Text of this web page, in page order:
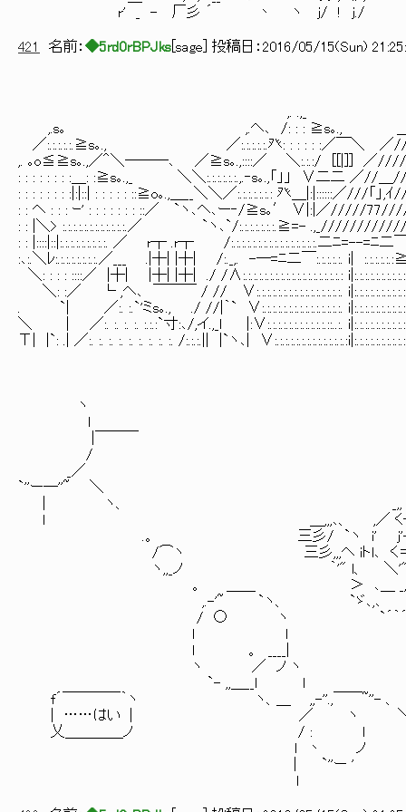
r' _ - 厂彡 ´ 丶 ヽ j/ ! j./
421 名前： ◆5rd0rBPJks sage ] 投稿日： 2016/05/15(Sun)
,.s｡ ,.ヘ､ /: : : ≧s｡., ＿ ＿／: : : : :
／:.:.:.:.:.≧s｡., ／:.:.:.:.:.癶: : : : : :／￣＼ ／////刀ﾌ7
,. ｡o≦≧s｡.,／＾＼───､ ／≧s｡.,::::／ ＼:.:.:/ [[|]] ／
: : : : : : : :＿: :≧s｡.,_ ＼＼:.:.:.:.:.:.,.‐s｡.,「」」 ∨二二 ／//
: : : : : : : :|:|::| : : : : : ::≧o｡.,＿__＼＼／:.:.:.:.:.:.: 癶＿|:|::::::／///「
: : ヘ : : : ｰ' : : : : : : : ::／ `ヽ､ヘ､ー‐/≧s｡′ ∨|:|／/////
: : |＼> :.:.:.:.:.:.:.:.:.:.:.:.／ `ヽ､`/:.:.:.:.:.:.:.≧=-
: : |::::|::|:.:.:.:.:.:.:.:.:. ／ r┬ .r┬ /:.:.:.:.:.:.:.:.:.:.:.:.:.:.:.:.二ﾆ=--=ﾆ二
:､:.＼ﾚ:.:.:.:.:.:.:.:.／___ .|┼| |┼| /:._,. -─=ﾆ二￣:.:.:.:.:. i|
＼: : : : ::::／ |┼| |┼| |┼| ./ /∧:.:.:.:.:.:.:.:.:.:.:.:.:.:.:.:.:.:.:
＼: :／ └ ,ヘ､ ￣￣￣ / // ∨:.:.:.:.:.:.:.:.:.:.:.:.:.:.:.:.
. `| ／:. :.`'ミs｡., ./ //|｀` ∨:.:.:.:.:.:.:.:.:.:.:.:.:.:.:.
＼ | ／:. :. :. :. :.:.:`寸:､/,イ.,_l |:∨:.:.:.:.:.:.:.:.:.:.:.::..:.
Τ| |`: .| ／:. :. :. :. :. :. :. :. :. /:.:.:.|| |`ヽ､|
ヽ
/
_／
`''ー―''~ ＼
| ヽ、 _,, _,, -=
ｌ ＿,,,､、 ,／ く―＝
.。 三彡/ `ヽ i' j'-=
/⌒ヽ 三彡,,,ヘ iトl､ く＝
ヽ,,_ノ ｀'" l、 ＼
。 ＿＿ ＞ ､＿ _,ー
,.-'~ `ヽ、 `ゞ､,､ ,､
/ ○ ヽ `´｀
l 。 ____| f´￣￣￣￣
ヽ ／ ノ ヽ | ――
`- ,,＿__ｌ ｌ ヽ＿＿＿
f´￣￣￣￣｀ヽ ヽ、＿ ,,-''.,￣￣~''- 、
| ……はい | ／ ヽ
乂＿＿＿＿ノ / : l
l 丶 ノ
| `''ー '